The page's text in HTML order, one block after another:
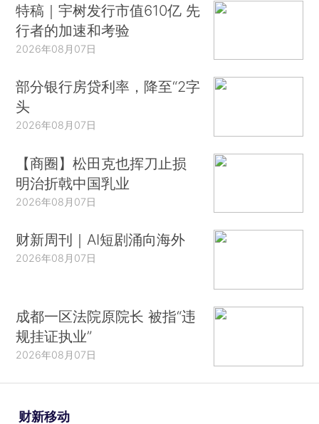
特稿｜宇树发行市值610亿 先
行者的加速和考验
2026年08月07日
部分银行房贷利率，降至“2字
头
2026年08月07日
【商圈】松田克也挥刀止损
明治折戟中国乳业
2026年08月07日
财新周刊｜AI短剧涌向海外
2026年08月07日
成都一区法院原院长 被指“违
规挂证执业”
2026年08月07日
财新移动